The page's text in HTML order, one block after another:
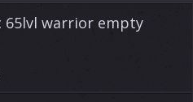
65lvl warrior empty